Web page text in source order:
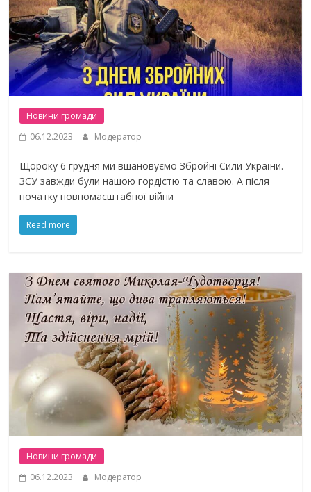
Новини громади
06.12.2023
Модератор
Щороку 6 грудня ми вшановуємо Збройні Сили України.
ЗСУ завжди були нашою гордістю та славою. А після
початку повномасштабної війни
Read more
Новини громади
06.12.2023
Модератор